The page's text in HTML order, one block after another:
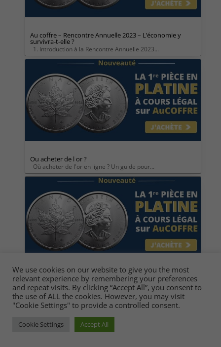
Au coffre – Rencontre Annuelle 2023 – L’économie y
survivra-t-elle ?
1. Introduction à la Rencontre Annuelle 2023...
Ou acheter de l or ?
Où acheter de l'or en ligne ? Un guide pour...
Au coffre avis
Aucoffre.com avis Peut-on Faire Confiance à...
We use cookies on our website to give you the most
relevant experience by remembering your preferences
and repeat visits. By clicking “Accept All”, you consent to
the use of ALL the cookies. However, you may visit
"Cookie Settings" to provide a controlled consent.
Cookie Settings Accept All